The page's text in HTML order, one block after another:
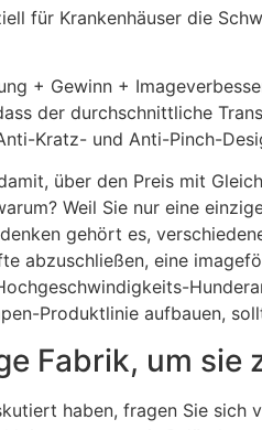
für Krankenhäuser die
+ Gewinn +
der durchschnittliche
Kratz- und Anti-Pinch-
über den Preis mit
Weil Sie nur eine
gehört es,
abzuschließen, eine
Produktlinie aufbauen,
Fabrik, um sie
haben, fragen Sie